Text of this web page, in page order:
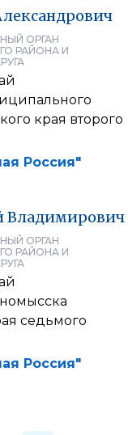
ОРГАН
РАЙОНА И
края второго
Россия"
Владимирович
ОРГАН
РАЙОНА И
седьмого
Россия"